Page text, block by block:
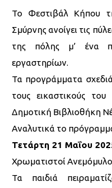
Το Φεστιβάλ Κήπου
Σμύρνης ανοίγει τις
της πόλης μ’ ένα
εργαστηρίων.
Τα προγράμματα
τους εικαστικούς
Δημοτική Βιβλιοθήκη
Αναλυτικά το
Τετάρτη 21 Μαΐου
Χρωματιστοί
Τα παιδιά